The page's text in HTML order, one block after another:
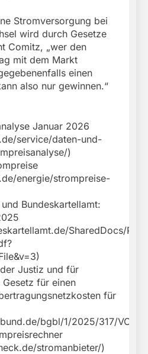
Stromversorgung bei
wird durch Gesetze
Comitz, „wer den
mit dem Markt
einen
also nur gewinnen.“
Januar 2026
service/daten-und-
)
energie/strompreise-
Bundeskartellamt:
SharedDocs/
Justiz und für
für einen
für
bgbl/1/2025/317/
stromanbieter/)